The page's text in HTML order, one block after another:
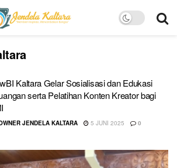
Kaltara Gelar Sosialisasi dan Edukasi
serta Pelatihan Konten Kreator bagi
JENDELA KALTARA 5 JUNI 2025 0